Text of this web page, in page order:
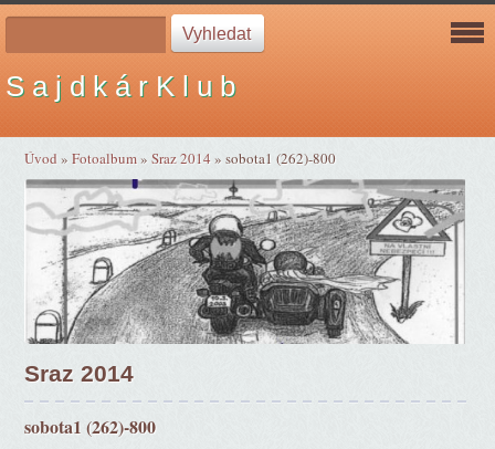
S a j d k á r K l u b
Úvod »Fotoalbum»Sraz 2014»sobota1 (262)-800
Sraz 2014
sobota1 (262)-800